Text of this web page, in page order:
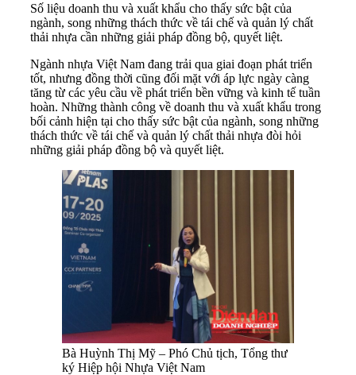
Số liệu doanh thu và xuất khẩu cho thấy sức bật của
ngành, song những thách thức về tái chế và quản lý chất
thải nhựa cần những giải pháp đồng bộ, quyết liệt.
Ngành nhựa Việt Nam đang trải qua giai đoạn phát triển
tốt, nhưng đồng thời cũng đối mặt với áp lực ngày càng
tăng từ các yêu cầu về phát triển bền vững và kinh tế tuần
hoàn. Những thành công về doanh thu và xuất khẩu trong
bối cảnh hiện tại cho thấy sức bật của ngành, song những
thách thức về tái chế và quản lý chất thải nhựa đòi hỏi
những giải pháp đồng bộ và quyết liệt.
Bà Huỳnh Thị Mỹ – Phó Chủ tịch, Tổng thư
ký Hiệp hội Nhựa Việt Nam